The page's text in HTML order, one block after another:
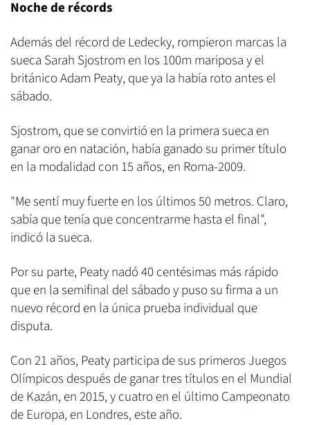
Noche de récords
Además del récord de Ledecky, rompieron marcas la
sueca Sarah Sjostrom en los 100m mariposa y el
británico Adam Peaty, que ya la había roto antes el
sábado.
Sjostrom, que se convirtió en la primera sueca en
ganar oro en natación, había ganado su primer título
en la modalidad con 15 años, en Roma-2009.
"Me sentí muy fuerte en los últimos 50 metros. Claro,
sabía que tenía que concentrarme hasta el final",
indicó la sueca.
Por su parte, Peaty nadó 40 centésimas más rápido
que en la semifinal del sábado y puso su firma a un
nuevo récord en la única prueba individual que
disputa.
Con 21 años, Peaty participa de sus primeros Juegos
Olímpicos después de ganar tres títulos en el Mundial
de Kazán, en 2015, y cuatro en el último Campeonato
de Europa, en Londres, este año.